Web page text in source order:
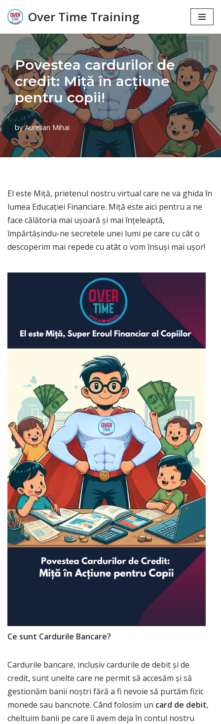
Skip
content
Over Time Training
Povestea cardurilor de
credit: Miță în acțiune
pentru copii!
byAurelian Mihai
El este Miță, prietenul nostru virtual care ne va ghida în
lumea Educației Financiare. Miță este aici pentru a ne
face călătoria mai ușoară și mai înțeleaptă,
împărtășindu-ne secretele unei lumi pe care cu cât o
descoperim mai repede cu atât o vom însuși mai ușor!
Ce sunt Cardurile Bancare?
Cardurile bancare, inclusiv cardurile de debit și de
credit, sunt unelte care ne permit să accesăm și să
gestionăm banii noștri fără a fi nevoie să purtăm fizic
monede sau bancnote. Când folosim un card de debit,
cheltuim banii pe care îi avem deja în contul nostru